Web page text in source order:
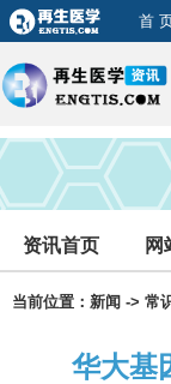
首
资讯首页 网
当前位置： 新闻 -> 常
华大基